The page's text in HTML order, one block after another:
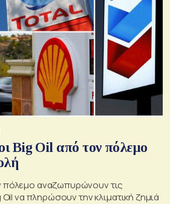
Big Oil από τον πόλεμο
αναζωπυρώνουν τις
να πληρώσουν την κλιματική ζημιά